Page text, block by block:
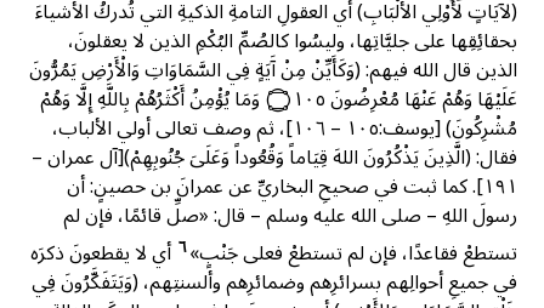
(لآيَاتٍ لِّأُوْلِي الألْبَابِ) أي العقولِ التامةِ الذكيةِ التي تُدركُ الأشياءَ
بحقائِقِها على جليَّاتِها، وليسُوا كالصُمِّ البُكْمِ الذين لا يعقلونَ،
الذين قال الله فيهم: (وَكَأَيِّنْ مِنْ آَيَةٍ فِي السَّمَاوَاتِ وَالْأَرْضِ يَمُرُّونَ
عَلَيْهَا وَهُمْ عَنْهَا مُعْرِضُونَ ۝١٠٥ وَمَا يُؤْمِنُ أَكْثَرُهُمْ بِاللَّهِ إِلَّا وَهُمْ
مُشْرِكُونَ) [يوسف:١٠٥ – ١٠٦]، ثم وصف تعالى أولي الألباب،
فقال: (الَّذِينَ يَذْكُرُونَ اللهَ قِيَاماً وَقُعُوداً وَعَلَىَ جُنُوبِهِمْ)[آل عمران –
١٩١]. كما ثبت في صحيحِ البخاريِّ عن عمرانَ بن حصينٍ: أن
رسولَ اللهِ – صلى الله عليه وسلم – قال: «صلِّ قائمًا، فإن لم
تستطعْ فقاعدًا، فإن لم تستطعْ فعلى جَنْبٍ»٦أي لا يقطعونَ ذكرَه
في جميعِ أحوالِهم بسرائرِهم وضمائرِهم وألسنتِهم، (وَيَتَفَكَّرُونَ فِي